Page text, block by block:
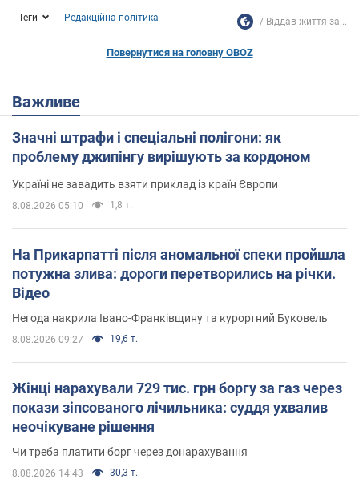
Теги Редакційна політика Віддав життя за...
Повернутися на головну OBOZ
Важливе
Значні штрафи і спеціальні полігони: як
проблему джипінгу вирішують за кордоном
Україні не завадить взяти приклад із країн Європи
8.08.2026 05:10 1,8 т.
На Прикарпатті після аномальної спеки пройшла
потужна злива: дороги перетворились на річки.
Відео
Негода накрила Івано-Франківщину та курортний Буковель
8.08.2026 09:27 19,6 т.
Жінці нарахували 729 тис. грн боргу за газ через
покази зіпсованого лічильника: суддя ухвалив
неочікуване рішення
Чи треба платити борг через донарахування
8.08.2026 14:43 30,3 т.